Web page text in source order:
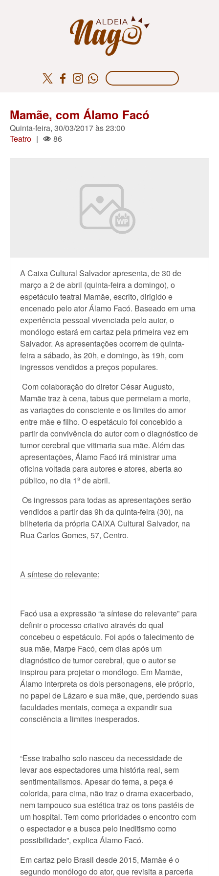
Mamãe, com Álamo Facó
Quinta-feira, 30/03/2017 às 23:00
Teatro | 86
A Caixa Cultural Salvador apresenta, de 30 de
março a 2 de abril (quinta-feira a domingo), o
espetáculo teatral Mamãe, escrito, dirigido e
encenado pelo ator Álamo Facó. Baseado em uma
experiência pessoal vivenciada pelo autor, o
monólogo estará em cartaz pela primeira vez em
Salvador. As apresentações ocorrem de quinta-
feira a sábado, às 20h, e domingo, às 19h, com
ingressos vendidos a preços populares.
Com colaboração do diretor César Augusto,
Mamãe traz à cena, tabus que permeiam a morte,
as variações do consciente e os limites do amor
entre mãe e filho. O espetáculo foi concebido a
partir da convivência do autor com o diagnóstico de
tumor cerebral que vitimaria sua mãe. Além das
apresentações, Álamo Facó irá ministrar uma
oficina voltada para autores e atores, aberta ao
público, no dia 1º de abril.
Os ingressos para todas as apresentações serão
vendidos a partir das 9h da quinta-feira (30), na
bilheteria da própria CAIXA Cultural Salvador, na
Rua Carlos Gomes, 57, Centro.
A síntese do relevante:
Facó usa a expressão “a síntese do relevante” para
definir o processo criativo através do qual
concebeu o espetáculo. Foi após o falecimento de
sua mãe, Marpe Facó, cem dias após um
diagnóstico de tumor cerebral, que o autor se
inspirou para projetar o monólogo. Em Mamãe,
Álamo interpreta os dois personagens, ele próprio,
no papel de Lázaro e sua mãe, que, perdendo suas
faculdades mentais, começa a expandir sua
consciência a limites inesperados.
“Esse trabalho solo nasceu da necessidade de
levar aos espectadores uma história real, sem
sentimentalismos. Apesar do tema, a peça é
colorida, para cima, não traz o drama exacerbado,
nem tampouco sua estética traz os tons pastéis de
um hospital. Tem como prioridades o encontro com
o espectador e a busca pelo ineditismo como
possibilidade”, explica Álamo Facó.
Em cartaz pelo Brasil desde 2015, Mamãe é o
segundo monólogo do ator, que revisita a parceria